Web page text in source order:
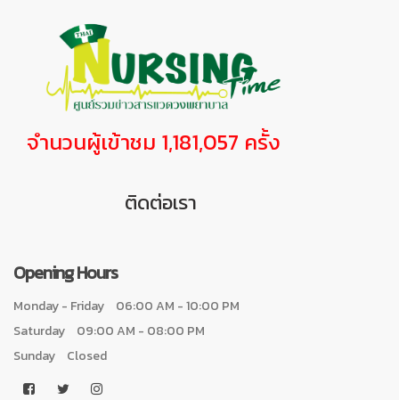
จำนวนผู้เข้าชม 1,181,057 ครั้ง
ติดต่อเรา
Opening Hours
Monday - Friday
06:00 AM - 10:00 PM
Saturday
09:00 AM - 08:00 PM
Sunday
Closed